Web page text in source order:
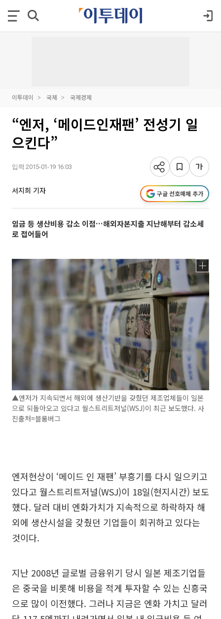
이투데이 국제 국제경제
“엔저, ‘메이드인재팬’ 전성기 일
으킨다”
입력 2015-01-19 16:03
서지희 기자 구글 선호매체 추가
임금 등 생산비용 감소 이점…해외자본지출 지난해부터 감소세
로 접어들어
▲엔저가 지속되면서 해외에 생산기반을 갖췄던 제조업체들이 일본
으로 되돌아오고 있다고 월스트리트저널(WSJ)이 최근 보도했다. 사
진출처=블룸버그
엔저현상이 ‘메이드 인 재팬’ 부흥기를 다시 일으키고
있다고 월스트리트저널(WSJ)이 18일(현지시간) 보도
했다. 달러 대비 엔화가치가 지속적으로 하락하자 해
외에 생산시설을 갖췄던 기업들이 회귀하고 있다는
것이다.
지난 2008년 글로벌 금융위기 당시 일본 제조기업들
은 중국을 비롯해 비용을 적게 투자할 수 있는 신흥국
으로 많이 이전했다. 그러나 지금은 엔화 가치고 달러